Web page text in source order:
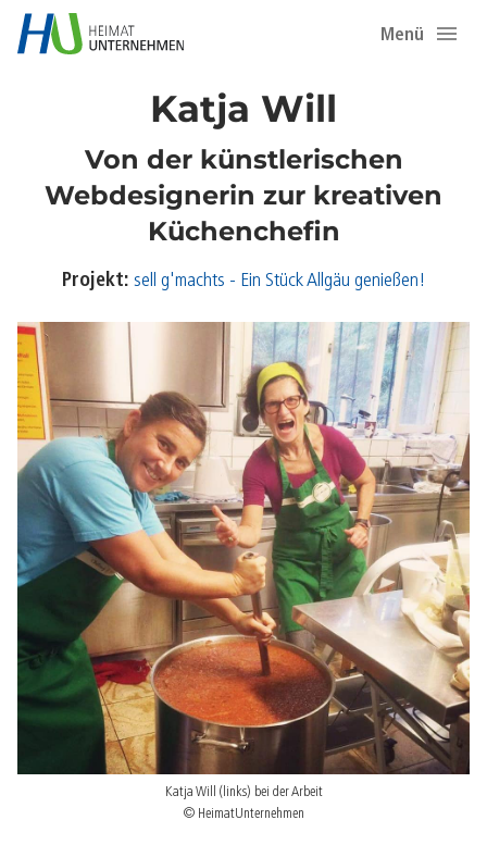
Menü
Katja Will
Von der künstlerischen
Webdesignerin zur kreativen
Küchenchefin
Projekt: sell g'machts - Ein Stück Allgäu genießen!
Katja Will (links) bei der Arbeit
© HeimatUnternehmen